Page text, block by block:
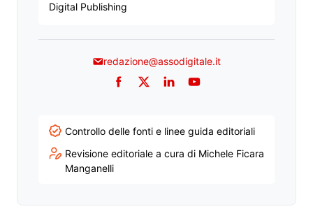
Digital Publishing
redazione@assodigitale.it
Facebook
TwitterLinkedInYouTube
Controllo delle fonti e linee guida editoriali
Revisione editoriale a cura di Michele Ficara
Manganelli